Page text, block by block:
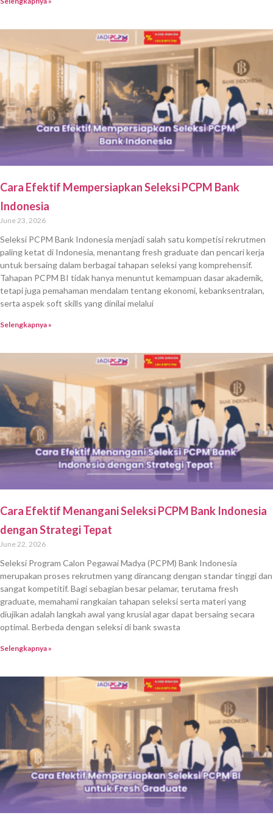
Cara Efektif Mempersiapkan Seleksi PCPM Bank
Indonesia
June 23, 2026
Seleksi PCPM Bank Indonesia menjadi salah satu kompetisi rekrutmen
paling ketat di Indonesia, menantang fresh graduate dan pencari kerja
untuk bersaing dalam berbagai tahapan seleksi yang komprehensif.
Tahapan PCPM BI tidak hanya menuntut kemampuan dasar akademik,
tetapi juga pemahaman mendalam tentang ekonomi, kebanksentralan,
serta aspek soft skills yang dinilai melalui
Selengkapnya »
Cara Efektif Menangani Seleksi PCPM Bank Indonesia
dengan Strategi Tepat
June 22, 2026
Seleksi Program Calon Pegawai Madya (PCPM) Bank Indonesia
merupakan proses rekrutmen yang dirancang dengan standar tinggi dan
sangat kompetitif. Bagi sebagian besar pelamar, terutama fresh
graduate, memahami rangkaian tahapan seleksi serta materi yang
diujikan adalah langkah awal yang krusial agar dapat bersaing secara
optimal. Berbeda dengan seleksi di bank swasta
Selengkapnya »